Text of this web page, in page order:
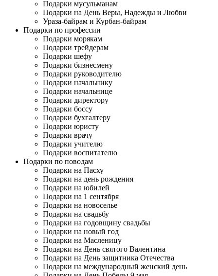
Подарки мусульманам
Подарки на День Веры, Надежды и Любви
Ураза-байрам и Курбан-байрам
Подарки по профессии
Подарки морякам
Подарки трейдерам
Подарки шефу
Подарки бизнесмену
Подарки руководителю
Подарки начальнику
Подарки начальнице
Подарки директору
Подарки боссу
Подарки бухгалтеру
Подарки юристу
Подарки врачу
Подарки учителю
Подарки воспитателю
Подарки по поводам
Подарки на Пасху
Подарки на день рождения
Подарки на юбилей
Подарки на 1 сентября
Подарки на новоселье
Подарки на свадьбу
Подарки на годовщину свадьбы
Подарки на новый год
Подарки на Масленицу
Подарки на День святого Валентина
Подарки на День защитника Отечества
Подарки на международный женский день